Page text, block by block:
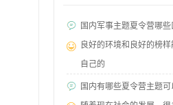
国内军事主题夏令营哪
良好的环境和良好的榜
自己的
国内有哪些夏令营主题可